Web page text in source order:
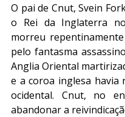
O pai de Cnut, Svein
o Rei da Inglaterra
morreu
pelo fantasma
Anglia Oriental
e a coroa inglesa havia
ocidental. Cnut, no
abandonar a